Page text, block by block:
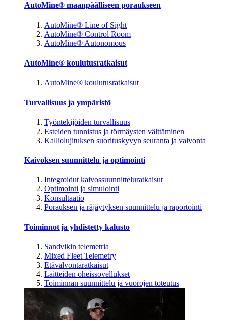
AutoMine® maanpäälliseen poraukseen
AutoMine® Line of Sight
AutoMine® Control Room
AutoMine® Autonomous
AutoMine® koulutusratkaisut
AutoMine® koulutusratkaisut
Turvallisuus ja ympäristö
Työntekijöiden turvallisuus
Esteiden tunnistus ja törmäysten välttäminen
Kalliolujituksen suorituskyvyn seuranta ja valvonta
Kaivoksen suunnittelu ja optimointi
Integroidut kaivossuunnitteluratkaisut
Optimointi ja simulointi
Konsultaatio
Porauksen ja räjäytyksen suunnittelu ja raportointi
Toiminnot ja yhdistetty kalusto
Sandvikin telemetria
Mixed Fleet Telemetry
Etävalvontaratkaisut
Laitteiden oheissovellukset
Toiminnan suunnittelu ja vuorojen toteutus